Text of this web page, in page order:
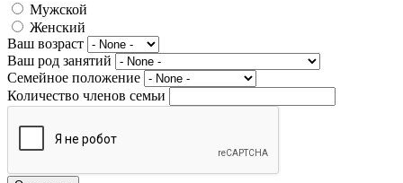
Мужской
Женский
Ваш возраст
Ваш род занятий
Семейное положение
Количество членов семьи